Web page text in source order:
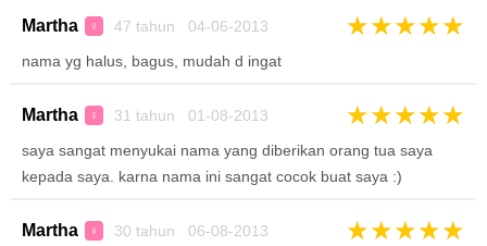
Martha ♀ 47 tahun 04-06-2013 ★★★★★
nama yg halus, bagus, mudah d ingat
Martha ♀ 31 tahun 01-08-2013 ★★★★★
saya sangat menyukai nama yang diberikan orang tua saya
kepada saya. karna nama ini sangat cocok buat saya :)
Martha ♀ 30 tahun 06-08-2013 ★★★★★